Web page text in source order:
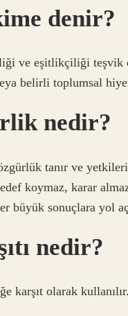
denir?
ve eşitlikçiliği teşvik
belirli toplumsal
nedir?
tanır ve
koymaz, karar
büyük sonuçlara yol
nedir?
karşıt olarak kullanılır.